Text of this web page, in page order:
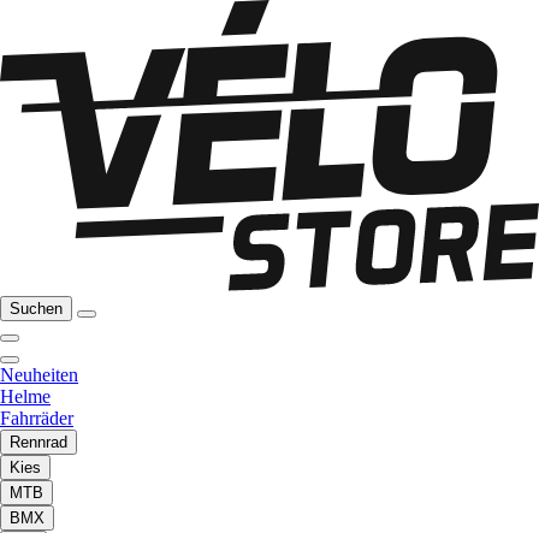
Suchen
Neuheiten
Helme
Fahrräder
Rennrad
Kies
MTB
BMX